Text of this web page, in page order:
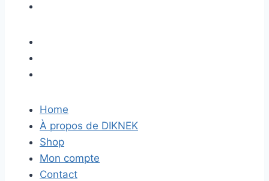
Home
À propos de DIKNEK
Shop
Mon compte
Contact